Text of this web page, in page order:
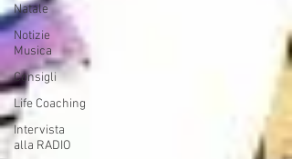
Natale
Notizie
Musica
Consigli
Life Coaching
Intervista
alla RADIO